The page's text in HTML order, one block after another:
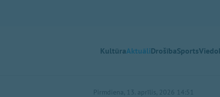
KultūraAktuāliDrošībaSports
Pirmdiena, 13. aprīlis, 2026 14:51